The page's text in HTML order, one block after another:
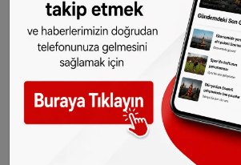
Fransa’daki gıda güvenliği
önlemler sayesinde daha büyük
krizinin önüne geçildiğini açıkladı.
Vatandaşlardan, satın aldıkları
paketlerini vakit kaybetmeden
istendi.